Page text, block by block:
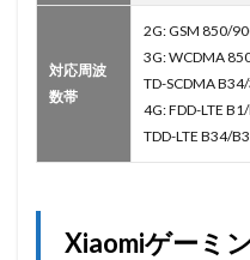
対応周波
数帯
2G: GSM 850/
3G: WCDMA
TD-SCDMA
4G: FDD-LTE
TDD-LTE B34/
Xiaomiゲーミ